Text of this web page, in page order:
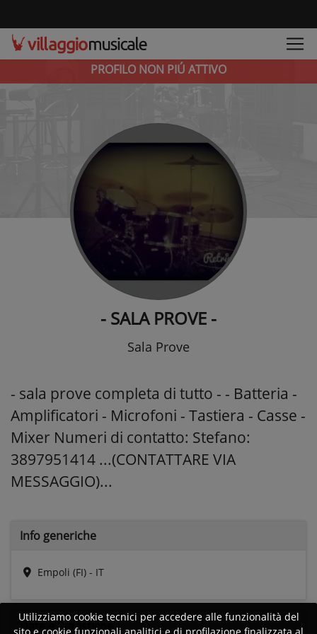
PROFILO NON PIÚ ATTIVO
- SALA PROVE -
Sala Prove
- sala prove completa di tutto - - Batteria -
Amplificatori - Microfoni - Tastiera - Casse -
Mixer Numeri di contatto: Stefano:
3897951414 ...(CONTATTARE VIA
MESSAGGIO)...
Info generiche
Empoli (FI) - IT
Date eStatistiche
Utilizziamo cookie tecnici per accedere alle funzionalità del